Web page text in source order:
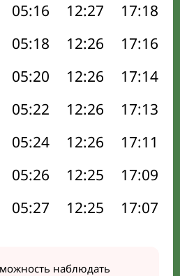
05:16 12:27 17:18
05:18 12:26 17:16
05:20 12:26 17:14
05:22 12:26 17:13
05:24 12:26 17:11
05:26 12:25 17:09
05:27 12:25 17:07
наблюдать